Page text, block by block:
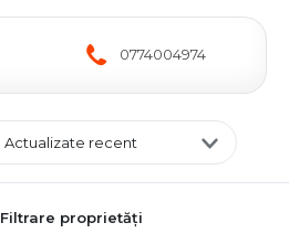
0774004974
Actualizate recent
Filtrare proprietăți